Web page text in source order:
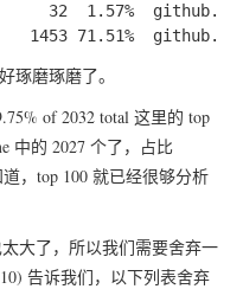
32  1.57%
琢磨琢磨了。
of 2032 total 这里的 top
中的 2027 个了，占比
，top 100 就已经很够分析
大了，所以我们需要舍弃一
告诉我们，以下列表舍弃